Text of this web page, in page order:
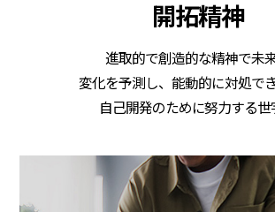
開拓精神
進取的で創造的な精神で未
変化を予測し、能動的に対処で
自己開発のために努力する世